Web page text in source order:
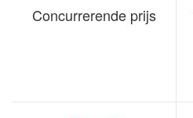
Concurrerende prijs